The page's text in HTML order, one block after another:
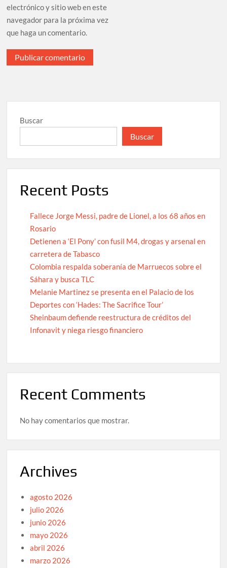
electrónico y sitio web en este
navegador para la próxima vez
que haga un comentario.
Buscar
Buscar
Recent Posts
Fallece Jorge Messi, padre de Lionel, a los 68 años en
Rosario
Detienen a ‘El Pony’ con fusil M4, drogas y arsenal en
carretera de Tabasco
Colombia respalda soberanía de Marruecos sobre el
Sáhara y busca TLC
Melanie Martinez se presenta en el Palacio de los
Deportes con ‘Hades: The Sacrifice Tour’
Sheinbaum defiende reestructura de créditos del
Infonavit y niega riesgo financiero
Recent Comments
No hay comentarios que mostrar.
Archives
agosto 2026
julio 2026
junio 2026
mayo 2026
abril 2026
marzo 2026